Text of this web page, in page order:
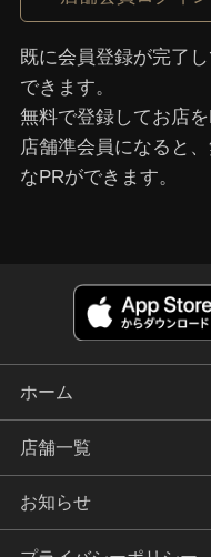
既に会員登録が完了
できます。
無料で登録してお店を
店舗準会員になると
なPRができます。
ホーム
店舗一覧
お知らせ